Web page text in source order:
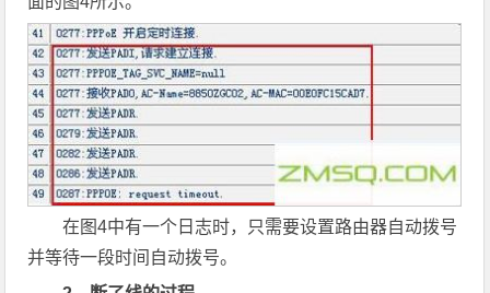
在图4中有一个日志时，只需要设置路由器自动拨号
并等待一段时间自动拨号。